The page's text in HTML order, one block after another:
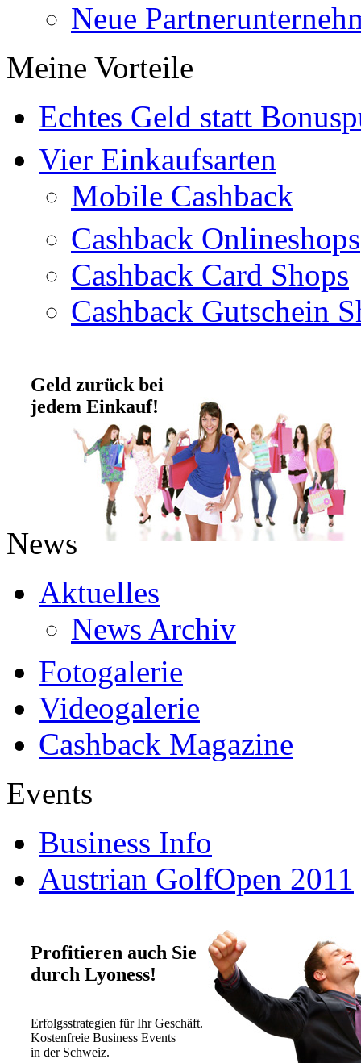
Neue
Meine Vorteile
Echtes Geld statt
Vier Einkaufsarten
Mobile Cashback
Cashback Onlineshops
Cashback Card Shops
Cashback Gutschein
Geld zurück bei
jedem Einkauf!
News
Aktuelles
News Archiv
Fotogalerie
Videogalerie
Cashback Magazine
Events
Business Info
Austrian GolfOpen 2011
Profitieren auch Sie
durch Lyoness!
Erfolgsstrategien für Ihr Geschäft.
Kostenfreie Business Events
in der Schweiz.